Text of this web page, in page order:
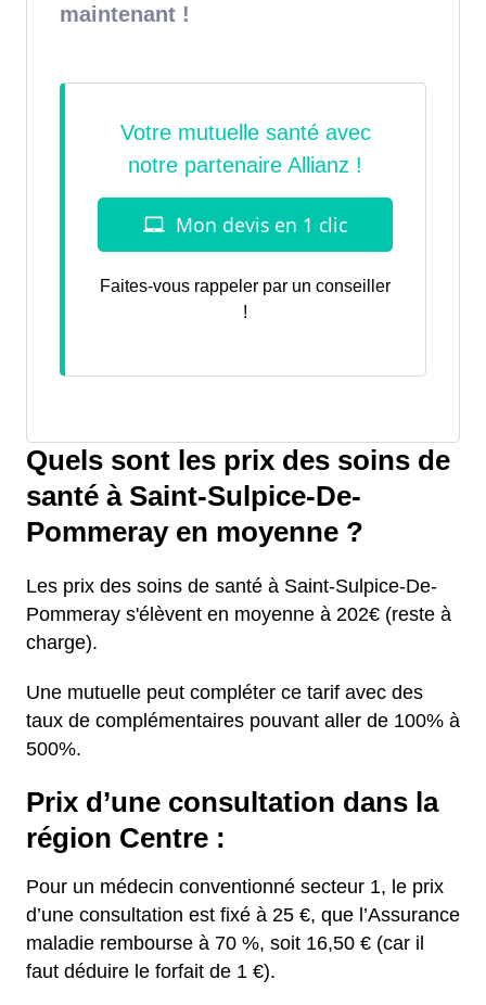
maintenant !
Faites-vous rappeler par un conseiller
!
Quels sont les prix des soins de
santé à Saint-Sulpice-De-
Pommeray en moyenne ?
Les prix des soins de santé à Saint-Sulpice-De-
Pommeray s'élèvent en moyenne à 202€ (reste à
charge).
Une mutuelle peut compléter ce tarif avec des
taux de complémentaires pouvant aller de 100% à
500%.
Prix d’une consultation dans la
région Centre :
Pour un médecin conventionné secteur 1, le prix
d’une consultation est fixé à 25 €, que l’Assurance
maladie rembourse à 70 %, soit 16,50 € (car il
faut déduire le forfait de 1 €).